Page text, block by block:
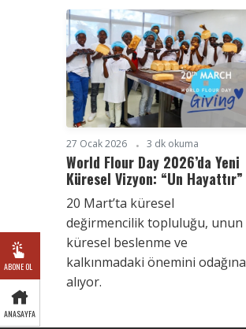
ABONE OL
ANASAYFA
27 Ocak 2026 3 dk okuma
World Flour Day 2026’da Yeni
Küresel Vizyon: “Un Hayattır”
20 Mart’ta küresel
değirmencilik topluluğu, unun
küresel beslenme ve
kalkınmadaki önemini odağına
alıyor.